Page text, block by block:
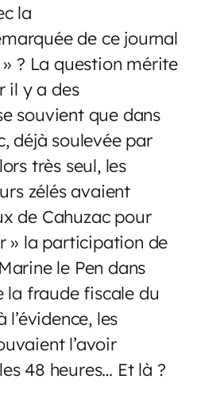
la
de ce journal
? La question mérite
il y a des
souvient que dans
déjà soulevée par
très seul, les
zélés avaient
de Cahuzac pour
» la participation de
le Pen dans
la fraude fiscale du
l’évidence, les
l’avoir
48 heures… Et là ?